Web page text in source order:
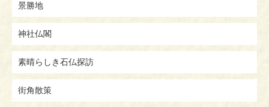
景勝地
神社仏閣
素晴らしき石仏探訪
街角散策